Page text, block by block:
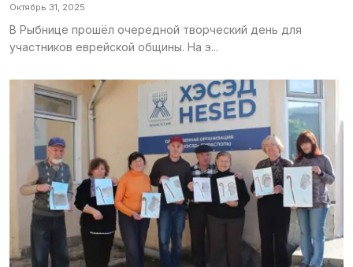
Октябрь 31, 2025
В Рыбнице прошёл очередной творческий день для
участников еврейской общины. На э...